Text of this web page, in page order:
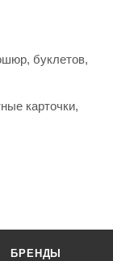
буклетов,
карточки,
БРЕНДЫ